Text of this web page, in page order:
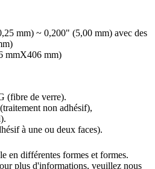
mm) ~ 0,200" (5,00 mm) avec des
mmX406 mm)
(fibre de verre).
non adhésif),
à une ou deux faces).
en différentes formes et formes.
plus d'informations, veuillez nous